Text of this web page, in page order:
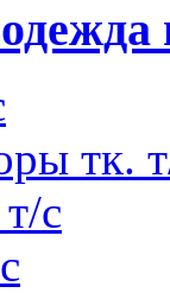
тк.
с